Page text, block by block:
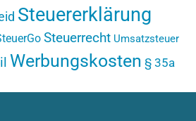
Steuererklärung
Steuerrecht Umsatzsteuer
Werbungskosten § 35a